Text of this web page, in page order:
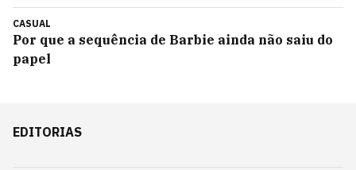
CASUAL
Por que a sequência de Barbie ainda não saiu do
papel
EDITORIAS